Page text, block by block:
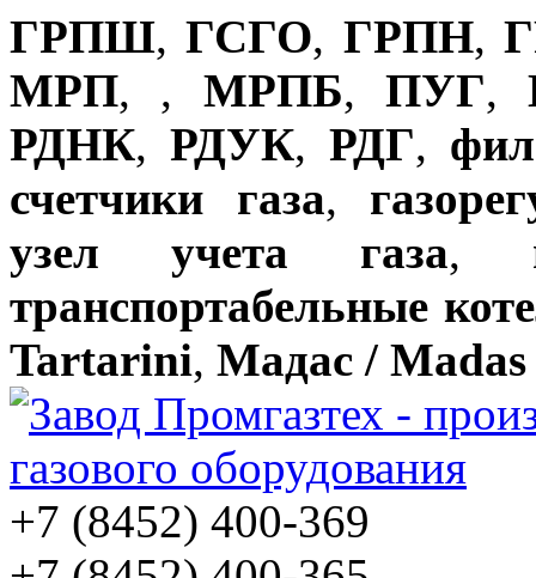
ГРПШ,ГСГО, ГРПН,
МРП, , МРПБ, ПУГ,
РДНК, РДУК, РДГ,
счетчики газа,
узел учета газа,
транспортабельные
Tartarini, Мадас / Madas
+7 (8452) 400-369